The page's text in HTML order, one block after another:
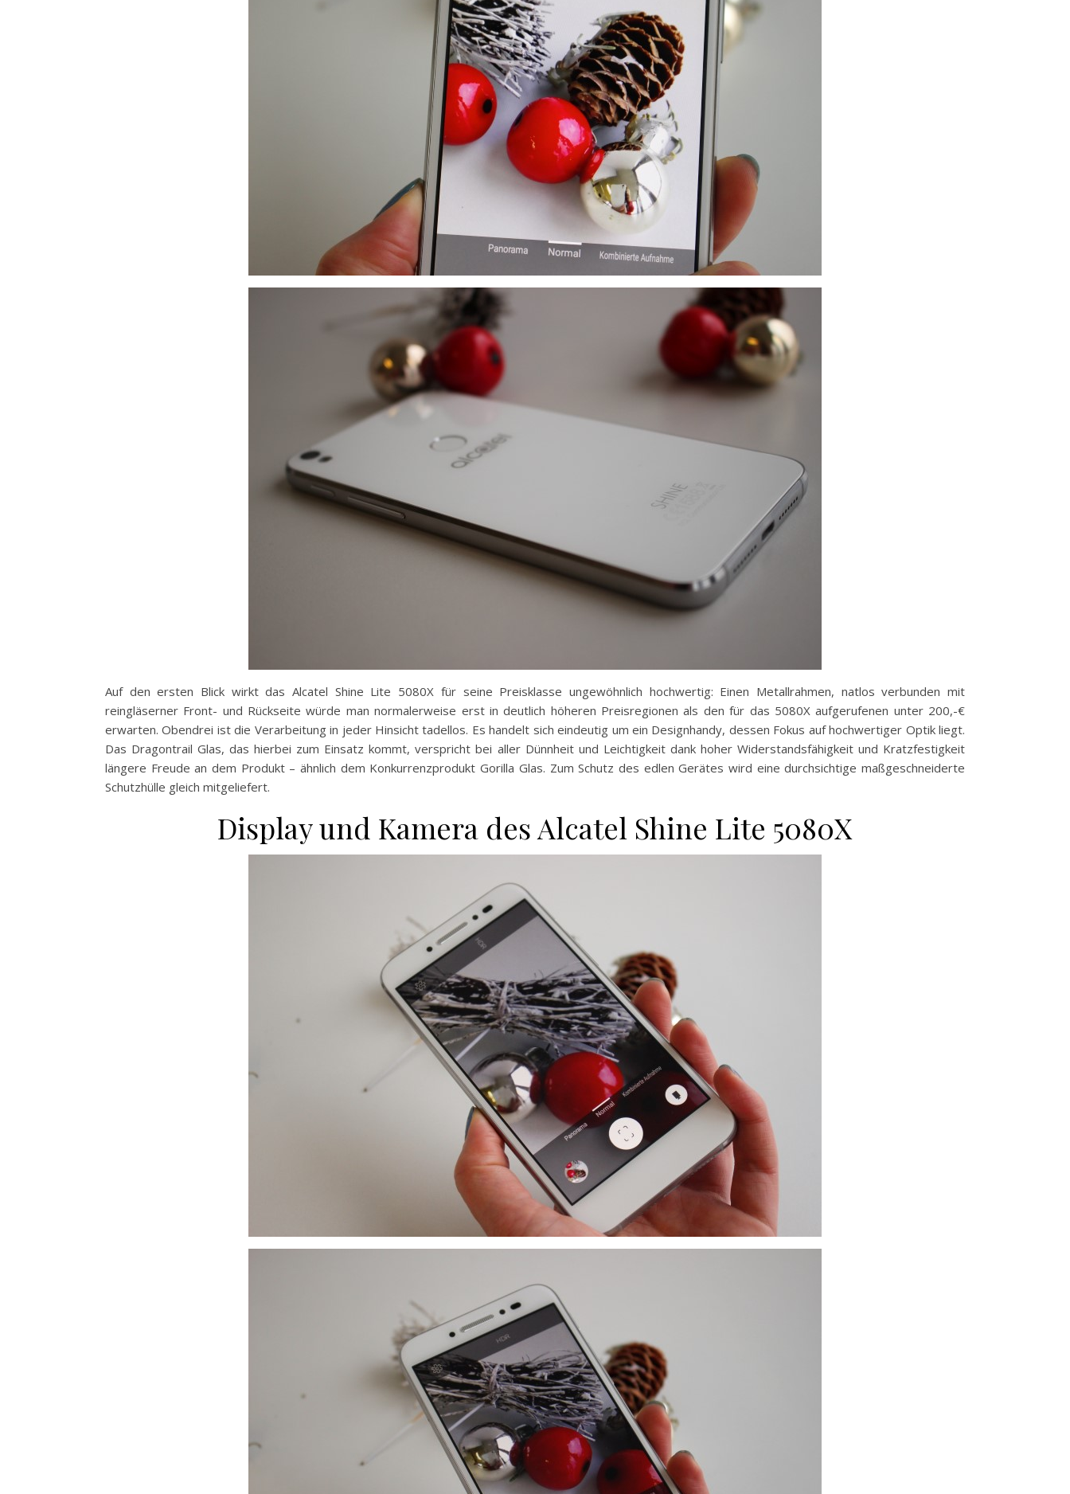
Auf den ersten Blick wirkt das Alcatel Shine Lite 5080X für seine Preisklasse ungewöhnlich hochwertig: Einen Metallrahmen, natlos verbunden mit
reingläserner Front- und Rückseite würde man normalerweise erst in deutlich höheren Preisregionen als den für das 5080X aufgerufenen unter 200,-€
erwarten. Obendrei ist die Verarbeitung in jeder Hinsicht tadellos. Es handelt sich eindeutig um ein Designhandy, dessen Fokus auf hochwertiger Optik liegt.
Das Dragontrail Glas, das hierbei zum Einsatz kommt, verspricht bei aller Dünnheit und Leichtigkeit dank hoher Widerstandsfähigkeit und Kratzfestigkeit
längere Freude an dem Produkt – ähnlich dem Konkurrenzprodukt Gorilla Glas. Zum Schutz des edlen Gerätes wird eine durchsichtige maßgeschneiderte
Schutzhülle gleich mitgeliefert.
Display und Kamera des Alcatel Shine Lite 5080X